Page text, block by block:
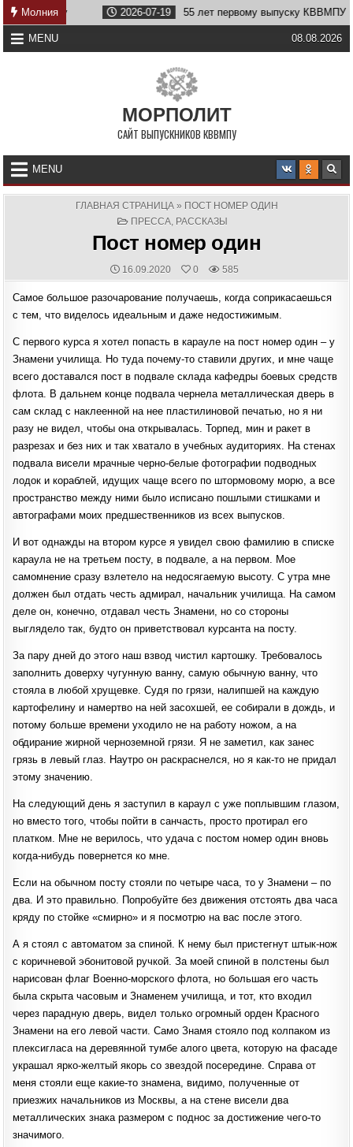
Skip
to
content
Молния 2026-07-19 55 лет первому выпуску КВВМПУ
MENU 08.08.2026
МОРПОЛИТ
САЙТ ВЫПУСКНИКОВ КВВМПУ
MENU
ГЛАВНАЯ СТРАНИЦА» ПОСТ НОМЕР ОДИН
POSTED
ПРЕССА, РАССКАЗЫ
Пост номер один
PUBLISHED
DATE:
16.09.2020 0 585
Самое большое разочарование получаешь, когда соприкасаешься
с тем, что виделось идеальным и даже недостижимым.
С первого курса я хотел попасть в карауле на пост номер один ‒ у
Знамени училища. Но туда почему-то ставили других, и мне чаще
всего доставался пост в подвале склада кафедры боевых средств
флота. В дальнем конце подвала чернела металлическая дверь в
сам склад с наклеенной на нее пластилиновой печатью, но я ни
разу не видел, чтобы она открывалась. Торпед, мин и ракет в
разрезах и без них и так хватало в учебных аудиториях. На стенах
подвала висели мрачные черно-белые фотографии подводных
лодок и кораблей, идущих чаще всего по штормовому морю, а все
пространство между ними было исписано пошлыми стишками и
автографами моих предшественников из всех выпусков.
И вот однажды на втором курсе я увидел свою фамилию в списке
караула не на третьем посту, в подвале, а на первом. Мое
самомнение сразу взлетело на недосягаемую высоту. С утра мне
должен был отдать честь адмирал, начальник училища. На самом
деле он, конечно, отдавал честь Знамени, но со стороны
выглядело так, будто он приветствовал курсанта на посту.
За пару дней до этого наш взвод чистил картошку. Требовалось
заполнить доверху чугунную ванну, самую обычную ванну, что
стояла в любой хрущевке. Судя по грязи, налипшей на каждую
картофелину и намертво на ней засохшей, ее собирали в дождь, и
потому больше времени уходило не на работу ножом, а на
обдирание жирной черноземной грязи. Я не заметил, как занес
грязь в левый глаз. Наутро он раскраснелся, но я как-то не придал
этому значению.
На следующий день я заступил в караул с уже поплывшим глазом,
но вместо того, чтобы пойти в санчасть, просто протирал его
платком. Мне не верилось, что удача с постом номер один вновь
когда-нибудь повернется ко мне.
Если на обычном посту стояли по четыре часа, то у Знамени ‒ по
два. И это правильно. Попробуйте без движения отстоять два часа
кряду по стойке «смирно» и я посмотрю на вас после этого.
А я стоял с автоматом за спиной. К нему был пристегнут штык-нож
с коричневой эбонитовой ручкой. За моей спиной в полстены был
нарисован флаг Военно-морского флота, но большая его часть
была скрыта часовым и Знаменем училища, и тот, кто входил
через парадную дверь, видел только огромный орден Красного
Знамени на его левой части. Само Знамя стояло под колпаком из
плексигласа на деревянной тумбе алого цвета, которую на фасаде
украшал ярко-желтый якорь со звездой посередине. Справа от
меня стояли еще какие-то знамена, видимо, полученные от
приезжих начальников из Москвы, а на стене висели два
металлических знака размером с поднос за достижение чего-то
значимого.